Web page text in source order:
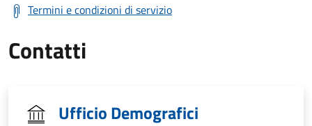
Termini e condizioni di servizio
Contatti
Ufficio Demografici